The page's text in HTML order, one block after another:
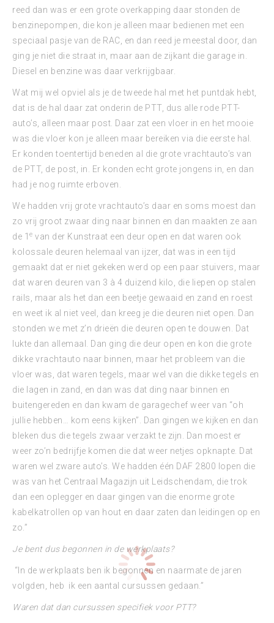
reed dan was er een grote overkapping daar stonden de
benzinepompen, die kon je alleen maar bedienen met een
speciaal pasje van de RAC, en dan reed je meestal door, dan
ging je niet die straat in, maar aan de zijkant die garage in.
Diesel en benzine was daar verkrijgbaar.
Wat mij wel opviel als je de tweede hal met het puntdak hebt,
dat is de hal daar zat onderin de PTT, dus alle rode PTT-
auto’s, alleen maar post. Daar zat een vloer in en het mooie
was die vloer kon je alleen maar bereiken via die eerste hal.
Er konden toentertijd beneden al die grote vrachtauto’s van
de PTT, de post, in. Er konden echt grote jongens in, en dan
had je nog ruimte erboven.
We hadden vrij grote vrachtauto’s daar en soms moest dan
zo vrij groot zwaar ding naar binnen en dan maakten ze aan
de 1 e van der Kunstraat een deur open en dat waren ook
kolossale deuren helemaal van ijzer, dat was in een tijd
gemaakt dat er niet gekeken werd op een paar stuivers, maar
dat waren deuren van 3 à 4 duizend kilo, die liepen op stalen
rails, maar als het dan een beetje gewaaid en zand en roest
en weet ik al niet veel, dan kreeg je die deuren niet open. Dan
stonden we met z’n drieën die deuren open te douwen. Dat
lukte dan allemaal. Dan ging die deur open en kon die grote
dikke vrachtauto naar binnen, maar het probleem van die
vloer was, dat waren tegels, maar wel van die dikke tegels en
die lagen in zand, en dan was dat ding naar binnen en
buitengereden en dan kwam de garagechef weer van “oh
jullie hebben… kom eens kijken”. Dan gingen we kijken en dan
bleken dus die tegels zwaar verzakt te zijn. Dan moest er
weer zo’n bedrijfje komen die dat weer netjes opknapte. Dat
waren wel zware auto’s. We hadden één DAF 2800 lopen die
was van het Centraal Magazijn uit Leidschendam, die trok
dan een oplegger en daar gingen van die enorme grote
kabelkatrollen op van hout en daar zaten dan leidingen op en
zo.”
Je bent dus begonnen in de werkplaats?
“In de werkplaats ben ik begonnen en naarmate de jaren
volgden, heb ik een aantal cursussen gedaan.”
Waren dat dan cursussen specifiek voor PTT?